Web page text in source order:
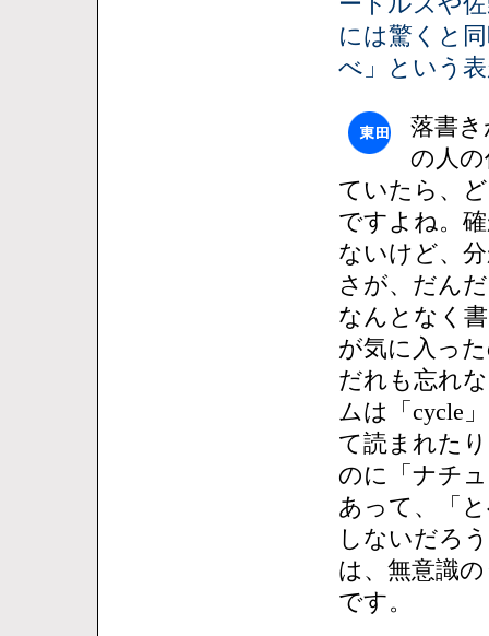
には驚くと
べ」という
落書
の人
ていたら、
ですよね。
ないけど、
さが、だん
なんとなく
が気に入っ
だれも忘れ
ムは「cycle
て読まれた
のに「ナチ
あって、「
しないだろ
は、無意識
です。